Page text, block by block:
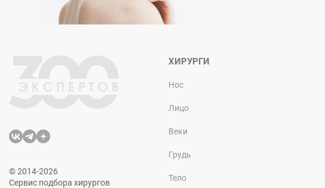
© 2014-2026
Сервис подбора хирургов
ХИРУРГИ
Нос
Лицо
Веки
Грудь
Тело